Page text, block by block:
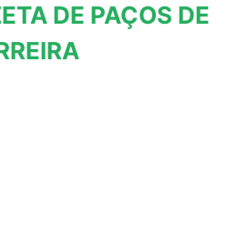
DE PAÇOS DE